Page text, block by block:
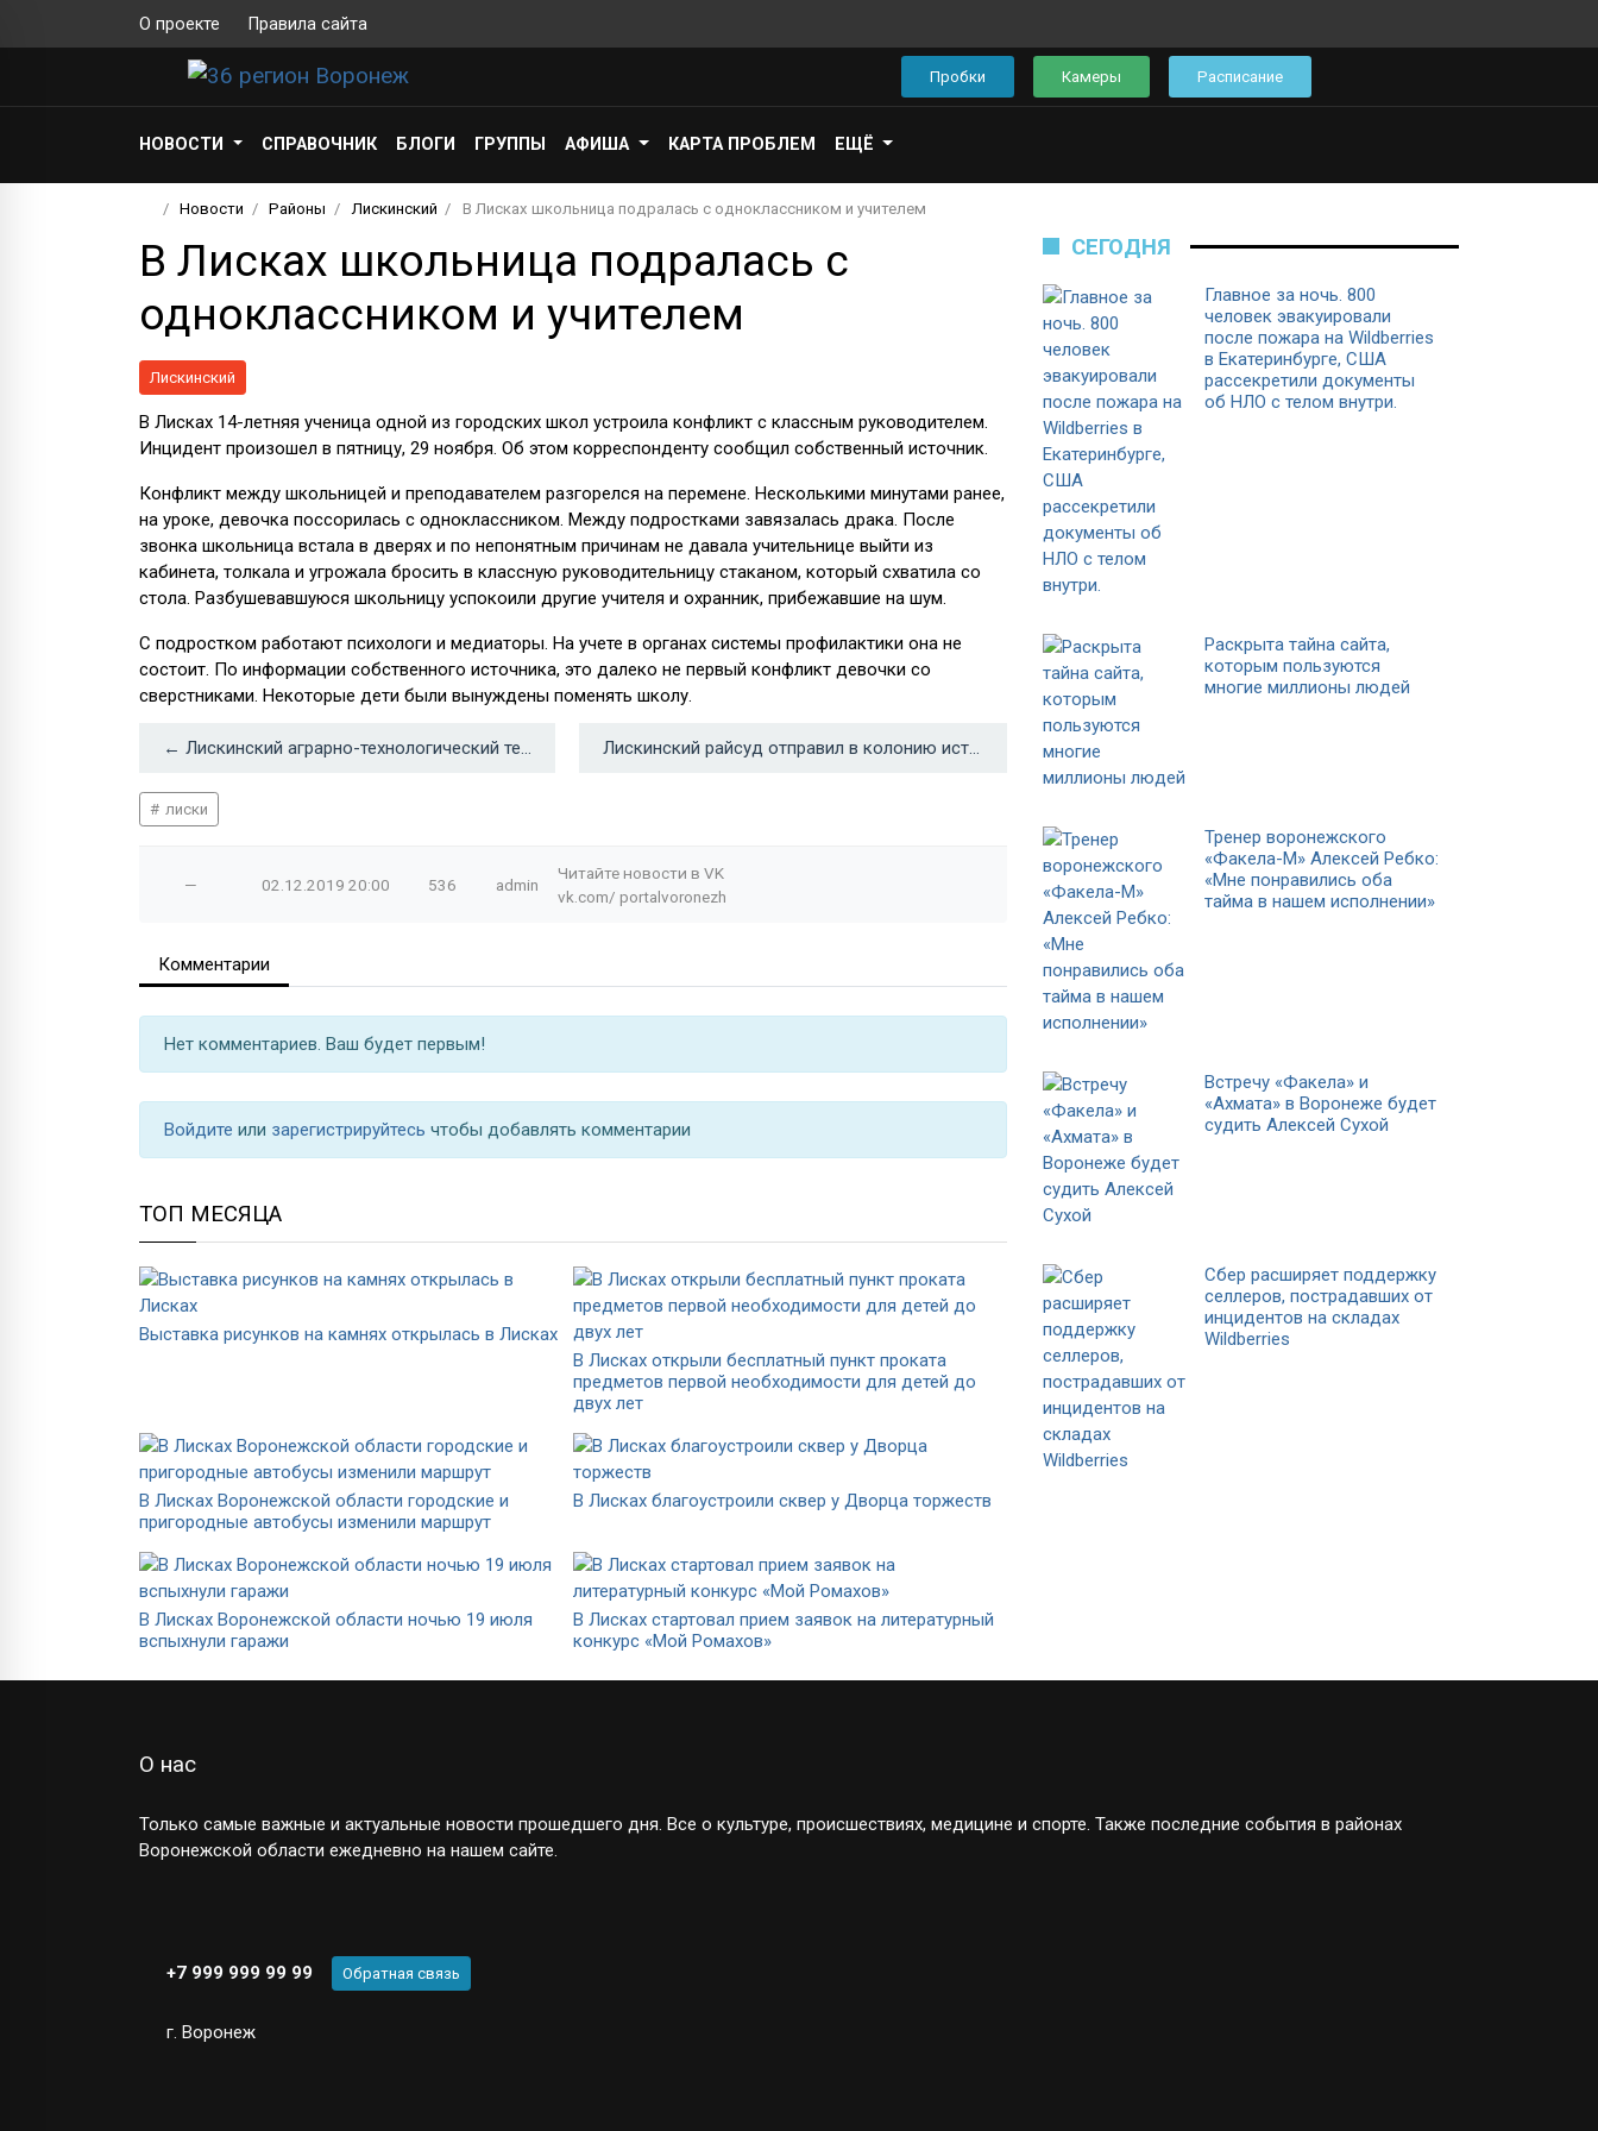
О проекте Правила сайта
Пробки Камеры Расписание
НОВОСТИ СПРАВОЧНИК БЛОГИ ГРУППЫ АФИША КАРТА ПРОБЛЕМ ЕЩЁ
Новости Районы Лискинский В Лисках школьница подралась с одноклассником и учителем
В Лисках школьница подралась с
одноклассником и учителем
Лискинский
В Лисках 14-летняя ученица одной из городских школ устроила конфликт с классным руководителем.
Инцидент произошел в пятницу, 29 ноября. Об этом корреспонденту сообщил собственный источник.
Конфликт между школьницей и преподавателем разгорелся на перемене. Несколькими минутами ранее,
на уроке, девочка поссорилась с одноклассником. Между подростками завязалась драка. После
звонка школьница встала в дверях и по непонятным причинам не давала учительнице выйти из
кабинета, толкала и угрожала бросить в классную руководительницу стаканом, который схватила со
стола. Разбушевавшуюся школьницу успокоили другие учителя и охранник, прибежавшие на шум.
С подростком работают психологи и медиаторы. На учете в органах системы профилактики она не
состоит. По информации собственного источника, это далеко не первый конфликт девочки со
сверстниками. Некоторые дети были вынуждены поменять школу.
← Лискинский аграрно-технологический техникум выиграл грант 36 млн рублей Лискинский райсуд отправил в колонию истязавших 7-летнего мальчика супругов →
лиски
— 02.12.2019 20:00 536 admin
Читайте новости в VK
vk.com/ portalvoronezh
Комментарии
Нет комментариев. Ваш будет первым!
Войдите или зарегистрируйтесь чтобы добавлять комментарии
ТОП МЕСЯЦА
Выставка рисунков на камнях открылась в Лисках
В Лисках открыли бесплатный пункт проката
предметов первой необходимости для детей до
двух лет
В Лисках Воронежской области городские и
пригородные автобусы изменили маршрут
В Лисках благоустроили сквер у Дворца торжеств
В Лисках Воронежской области ночью 19 июля
вспыхнули гаражи
В Лисках стартовал прием заявок на литературный
конкурс «Мой Ромахов»
СЕГОДНЯ
Главное за ночь. 800
человек эвакуировали
после пожара на Wildberries
в Екатеринбурге, США
рассекретили документы
об НЛО с телом внутри.
Раскрыта тайна сайта,
которым пользуются
многие миллионы людей
Тренер воронежского
«Факела-М» Алексей Ребко:
«Мне понравились оба
тайма в нашем исполнении»
Встречу «Факела» и
«Ахмата» в Воронеже будет
судить Алексей Сухой
Сбер расширяет поддержку
селлеров, пострадавших от
инцидентов на складах
Wildberries
О нас
Только самые важные и актуальные новости прошедшего дня. Все о культуре, происшествиях, медицине и спорте. Также последние события в районах
Воронежской области ежедневно на нашем сайте.
+7 999 999 99 99 Обратная связь
г. Воронеж